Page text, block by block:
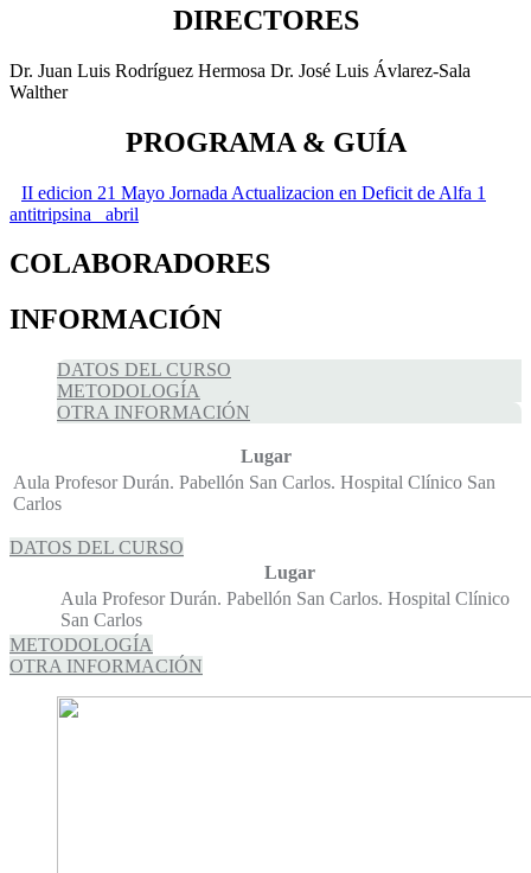
DIRECTORES
Dr. Juan Luis Rodríguez Hermosa Dr. José Luis Ávlarez-Sala
Walther
PROGRAMA & GUÍA
II edicion 21 Mayo Jornada Actualizacion en Deficit de Alfa 1
antitripsina _abril
COLABORADORES
INFORMACIÓN
DATOS DEL CURSO
METODOLOGÍA
OTRA INFORMACIÓN
Lugar
Aula Profesor Durán. Pabellón San Carlos. Hospital Clínico San
Carlos
DATOS DEL CURSO
Lugar
Aula Profesor Durán. Pabellón San Carlos. Hospital Clínico
San Carlos
METODOLOGÍA
OTRA INFORMACIÓN